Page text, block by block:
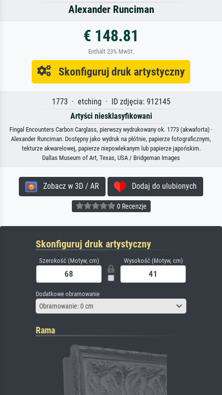
Alexander Runciman
€ 148.81
Enthält 23% MwSt.
Skonfiguruj druk artystyczny
1773 · etching · ID zdjęcia: 912145
Artyści niesklasyfikowani
Fingal Encounters Carbon Carglass, pierwszy wydrukowany ok. 1773 (akwaforta) ·
Alexander Runciman. Dostępny jako wydruk na płótnie, papierze fotograficznym,
tekturze akwarelowej, papierze niepowlekanym lub papierze japońskim.
Dallas Museum of Art, Texas, USA / Bridgeman Images
Zobacz w 3D / AR Dodaj do ulubionych
0 Recenzje
Skonfiguruj druk artystyczny
Szerokość (Motyw, cm) Wysokość (Motyw, cm)
Dodatkowe obramowanie
Obramowanie: 0 cm
Rama